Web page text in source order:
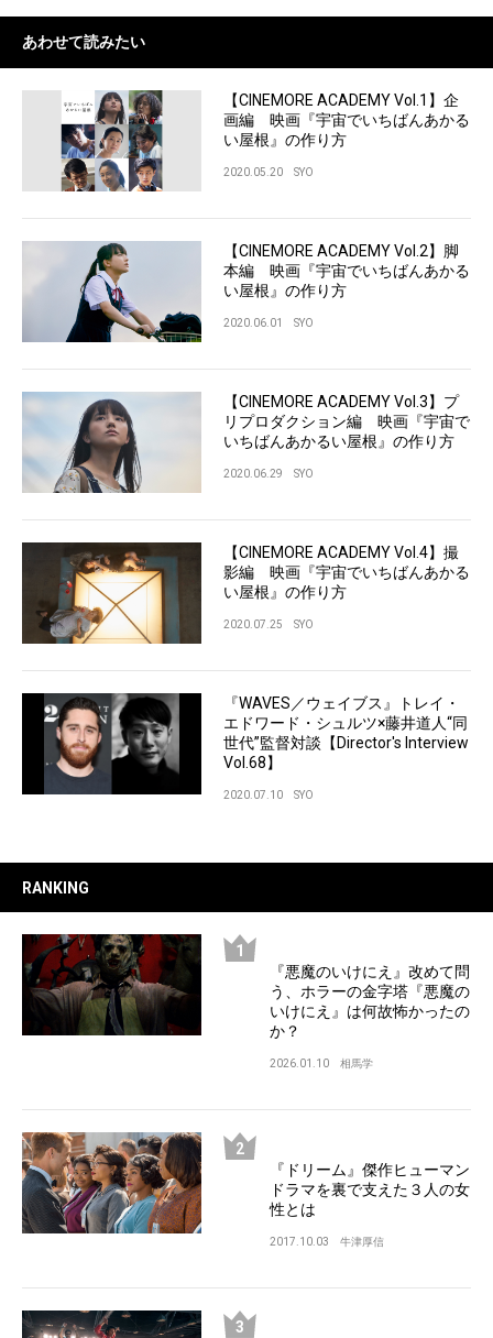
あわせて読みたい
【CINEMORE ACADEMY Vol.1】企
画編 映画『宇宙でいちばんあかる
い屋根』の作り方
2020.05.20 SYO
【CINEMORE ACADEMY Vol.2】脚
本編 映画『宇宙でいちばんあかる
い屋根』の作り方
2020.06.01 SYO
【CINEMORE ACADEMY Vol.3】プ
リプロダクション編 映画『宇宙で
いちばんあかるい屋根』の作り方
2020.06.29 SYO
【CINEMORE ACADEMY Vol.4】撮
影編 映画『宇宙でいちばんあかる
い屋根』の作り方
2020.07.25 SYO
『WAVES／ウェイブス』トレイ・
エドワード・シュルツ×藤井道人“同
世代”監督対談【Director's Interview
Vol.68】
2020.07.10 SYO
RANKING
『悪魔のいけにえ』改めて問
う、ホラーの金字塔『悪魔の
いけにえ』は何故怖かったの
か？
2026.01.10 相馬学
『ドリーム』傑作ヒューマン
ドラマを裏で支えた３人の女
性とは
2017.10.03 牛津厚信